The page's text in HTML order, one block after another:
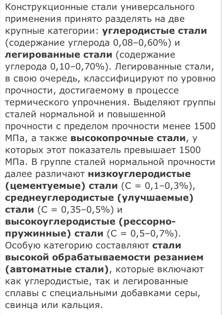
Конструкционные стали универсального
применения принято разделять на две
крупные категории: углеродистые стали
(содержание углерода 0,08–0,60%) и
легированные стали (содержание
углерода 0,10–0,70%). Легированные стали,
в свою очередь, классифицируют по уровню
прочности, достигаемому в процессе
термического упрочнения. Выделяют группы
сталей нормальной и повышенной
прочности с пределом прочности менее 1500
МПа, а также высокопрочные стали, у
которых этот показатель превышает 1500
МПа. В группе сталей нормальной прочности
далее различают низкоуглеродистые
(цементуемые) стали (С = 0,1–0,3%),
среднеуглеродистые (улучшаемые)
стали (С = 0,35–0,5%) и
высокоуглеродистые (рессорно-
пружинные) стали (С = 0,5–0,7%).
Особую категорию составляют стали
высокой обрабатываемости резанием
(автоматные стали), которые включают
как углеродистые, так и легированные
сплавы с специальными добавками серы,
свинца или кальция.